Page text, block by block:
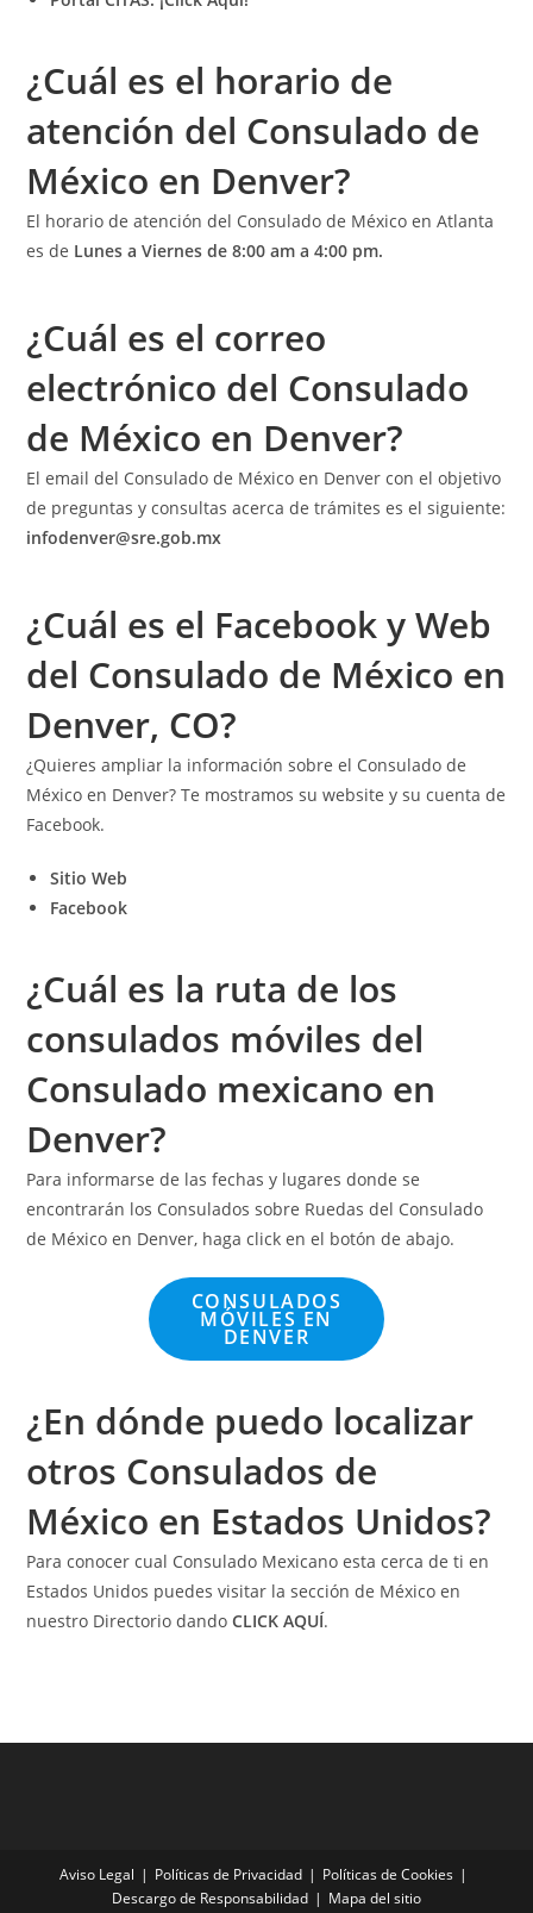
¿Cuál es el horario de
atención del Consulado de
México en Denver?
El horario de atención del Consulado de México en Atlanta
es de Lunes a Viernes de 8:00 am a 4:00 pm.
¿Cuál es el correo
electrónico del Consulado
de México en Denver?
El email del Consulado de México en Denver con el objetivo
de preguntas y consultas acerca de trámites es el siguiente:
infodenver@sre.gob.mx
¿Cuál es el Facebook y Web
del Consulado de México en
Denver, CO?
¿Quieres ampliar la información sobre el Consulado de
México en Denver? Te mostramos su website y su cuenta de
Facebook.
Sitio Web
Facebook
¿Cuál es la ruta de los
consulados móviles del
Consulado mexicano en
Denver?
Para informarse de las fechas y lugares donde se
encontrarán los Consulados sobre Ruedas del Consulado
de México en Denver, haga click en el botón de abajo.
CONSULADOS
MÓVILES EN
DENVER
¿En dónde puedo localizar
otros Consulados de
México en Estados Unidos?
Para conocer cual Consulado Mexicano esta cerca de ti en
Estados Unidos puedes visitar la sección de México en
nuestro Directorio dandoCLICK AQUÍ.
Aviso Legal Políticas de Privacidad
Políticas de Cookies
Descargo de Responsabilidad
Mapa del sitio